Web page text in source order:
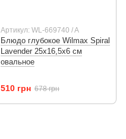
Артикул: WL-669740 / A
Блюдо глубокое Wilmax Spiral
Lavender 25х16,5х6 см
овальное
510 грн 678 грн